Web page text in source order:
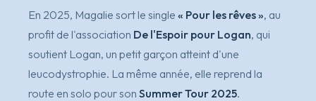
En 2025, Magalie sort le single « Pour les rêves », au
profit de l'association De l'Espoir pour Logan, qui
soutient Logan, un petit garçon atteint d'une
leucodystrophie. La même année, elle reprend la
route en solo pour son Summer Tour 2025.